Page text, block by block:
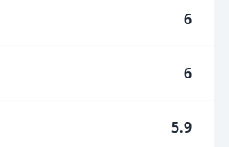
6
6
5.9